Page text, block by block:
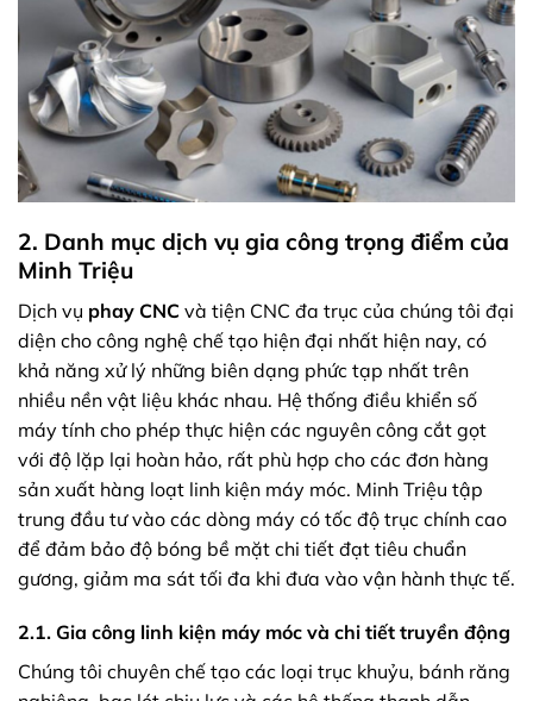
2. Danh mục dịch vụ gia công trọng điểm của
Minh Triệu
Dịch vụ phay CNC và tiện CNC đa trục của chúng tôi đại
diện cho công nghệ chế tạo hiện đại nhất hiện nay, có
khả năng xử lý những biên dạng phức tạp nhất trên
nhiều nền vật liệu khác nhau. Hệ thống điều khiển số
máy tính cho phép thực hiện các nguyên công cắt gọt
với độ lặp lại hoàn hảo, rất phù hợp cho các đơn hàng
sản xuất hàng loạt linh kiện máy móc. Minh Triệu tập
trung đầu tư vào các dòng máy có tốc độ trục chính cao
để đảm bảo độ bóng bề mặt chi tiết đạt tiêu chuẩn
gương, giảm ma sát tối đa khi đưa vào vận hành thực tế.
2.1. Gia công linh kiện máy móc và chi tiết truyền động
Chúng tôi chuyên chế tạo các loại trục khuỷu, bánh răng